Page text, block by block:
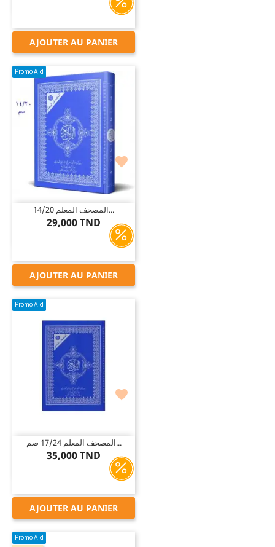
AJOUTER AU PANIER

Promo Aid
14/20 المصحف المعلم...
29,000 TND
AJOUTER AU PANIER

Promo Aid
المصحف المعلم 17/24 صم...
35,000 TND
AJOUTER AU PANIER
Promo Aid